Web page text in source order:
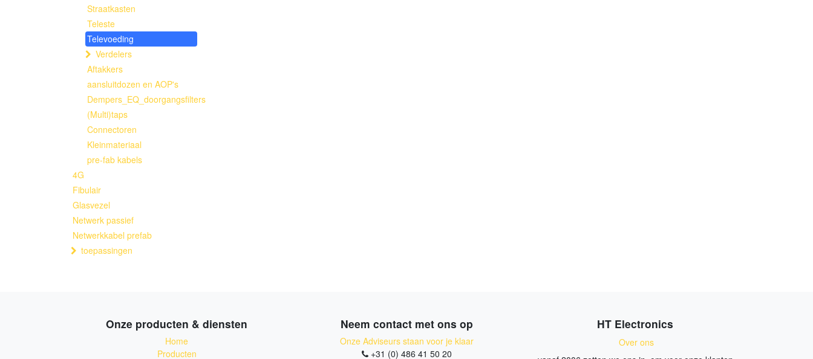
Straatkasten
Teleste
Televoeding
Verdelers
Aftakkers
aansluitdozen en AOP's
Dempers_EQ_doorgangsfilters
(Multi)taps
Connectoren
Kleinmateriaal
pre-fab kabels
4G
Fibulair
Glasvezel
Netwerk passief
Netwerkkabel prefab
toepassingen
Onze producten & diensten
Home
Producten
Neem contact met ons op
Onze Adviseurs staan voor je klaar
+31 (0) 486 41 50 20
HT Electronics
Over ons